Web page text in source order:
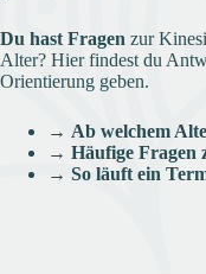
Du hast Fragen zur
Alter? Hier findest du
Orientierung geben.
→ Ab welchem
→ Häufige Fragen
→ So läuft ein